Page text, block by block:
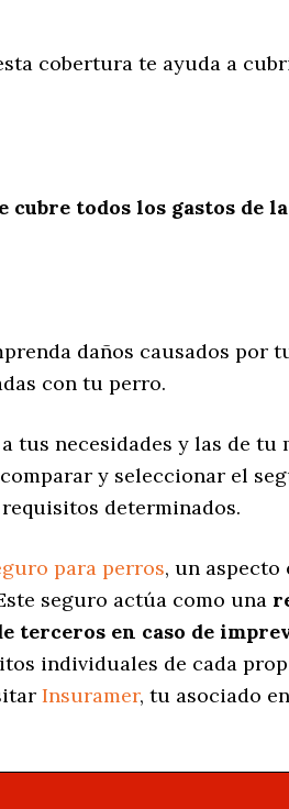
cobertura te ayuda a
cubre todos los gastos de
daños causados por
con tu perro.
tus necesidades y las de tu
y seleccionar el
determinados.
para perros, un aspecto
seguro actúa como una
terceros en caso de
individuales de cada
Insuramer, tu asociado